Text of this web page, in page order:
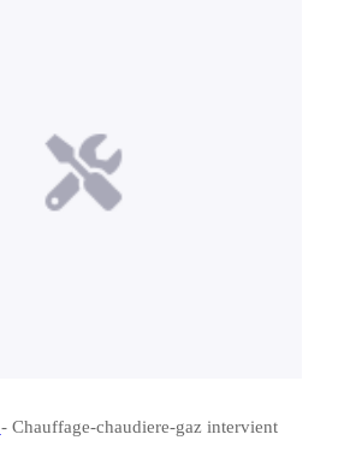
- Chauffage-chaudiere-gaz intervient